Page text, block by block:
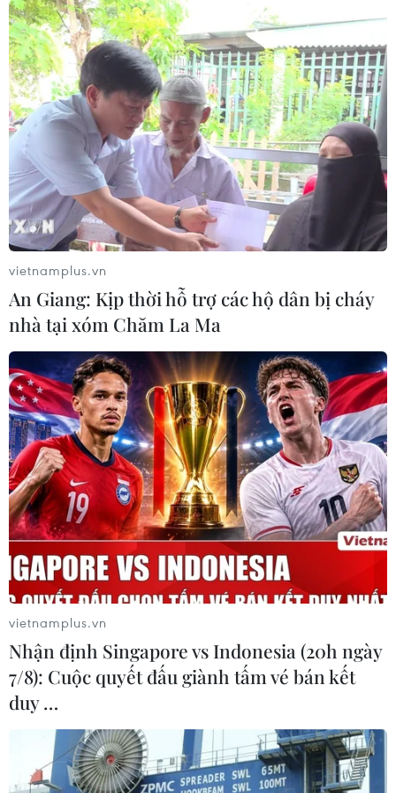
phạm có tổ chức
04/08/2026 14:24
Điều gì chờ đợi đồng yen sau cái bắt
tay giữa Mỹ-Nhật?
04/08/2026 14:11
ASC 2026: Tiếp lửa đam mê khoa học
04/08/2026 14:08
Ngành Trí tuệ Nhân tạo của Trung
Quốc vượt mốc 1.200 tỷ NDT trong
năm 2025
04/08/2026 13:20
Xem thêm
CƠ QUAN CHỦ QUẢN: THÔNG TẤN XÃ VIỆT NAM
Tổng Biên tập: TRẦN TIẾN DUẨN
Phó Tổng Biên tập: NGUYỄN THỊ TÁM, KHÚC THANH
THỦY
Sở hữu trí tuệ
Quy định sử dụng
vietnamplus.vn
An Giang: Kịp thời hỗ trợ các hộ dân bị cháy
nhà tại xóm Chăm La Ma
vietnamplus.vn
Nhận định Singapore vs Indonesia (20h ngày
7/8): Cuộc quyết đấu giành tấm vé bán kết
duy …